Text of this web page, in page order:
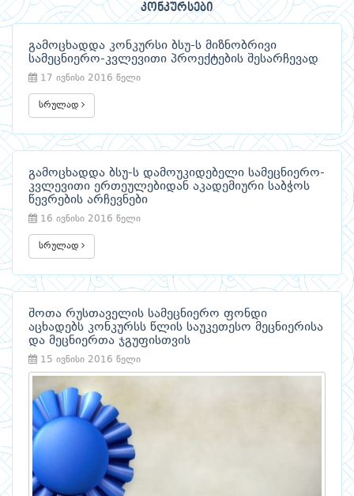
კონკურსები
გამოცხადდა კონკურსი ბსუ-ს მიზნობრივი
სამეცნიერო-კვლევითი პროექტების შესარჩევად
17 ივნისი 2016 წელი
სრულად
გამოცხადდა ბსუ-ს დამოუკიდებელი სამეცნიერო-
კვლევითი ერთეულებიდან აკადემიური საბჭოს
წევრების არჩევნები
16 ივნისი 2016 წელი
სრულად
შოთა რუსთაველის სამეცნიერო ფონდი
აცხადებს კონკურსს წლის საუკეთესო მეცნიერისა
და მეცნიერთა ჯგუფისთვის
15 ივნისი 2016 წელი